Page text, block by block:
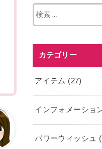
カテゴリー
アイテム (27)
インフォメーショ
パワーウィッシュ